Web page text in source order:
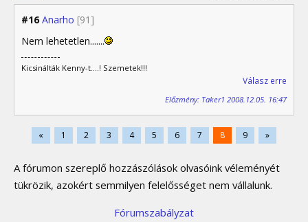
#16 Anarho [91]
Nem lehetetlen.......
Kicsinálták Kenny-t....! Szemetek!!!
Válasz erre
Előzmény: Taker1 2008.12.05. 16:47
« 1 2 3 4 5 6 7 8 9 »
A fórumon szereplő hozzászólások olvasóink véleményét
tükrözik, azokért semmilyen felelősséget nem vállalunk.
Fórumszabályzat